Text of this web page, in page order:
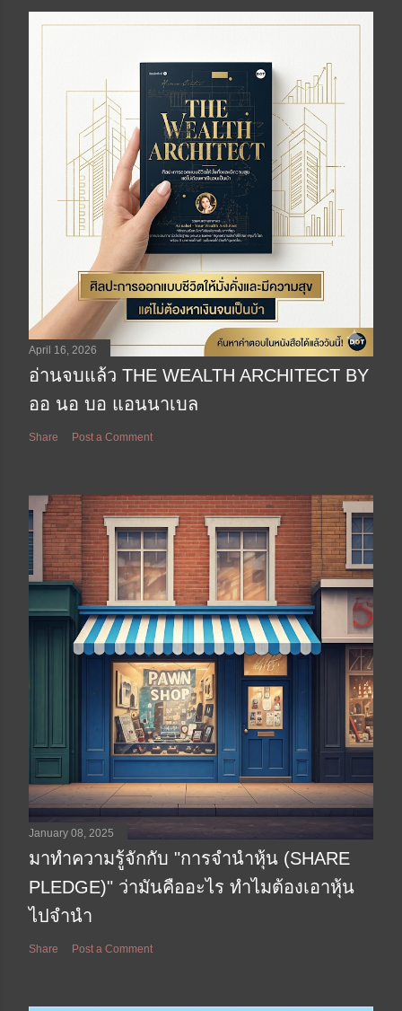
April 16, 2026
อ่านจบแล้ว THE WEALTH ARCHITECT BY
ออ นอ บอ แอนนาเบล
Share Post a Comment
January 08, 2025
มาทำความรู้จักกับ "การจำนำหุ้น (SHARE
PLEDGE)" ว่ามันคืออะไร ทำไมต้องเอาหุ้น
ไปจำนำ
Share Post a Comment